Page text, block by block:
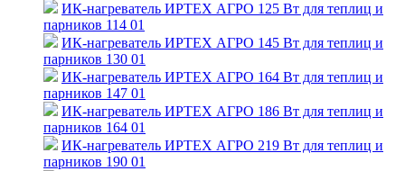
ИК-нагреватель ИРТЕХ АГРО 125 Вт для теплиц и
парников 114 01
ИК-нагреватель ИРТЕХ АГРО 145 Вт для теплиц и
парников 130 01
ИК-нагреватель ИРТЕХ АГРО 164 Вт для теплиц и
парников 147 01
ИК-нагреватель ИРТЕХ АГРО 186 Вт для теплиц и
парников 164 01
ИК-нагреватель ИРТЕХ АГРО 219 Вт для теплиц и
парников 190 01